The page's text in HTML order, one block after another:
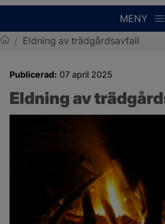
MENY
/ Eldning av trädgårdsavfall
Publicerad: 07 april 2025
Eldning av